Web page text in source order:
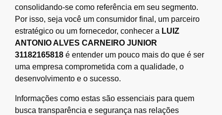
consolidando-se como referência em seu segmento.
Por isso, seja você um consumidor final, um parceiro
estratégico ou um fornecedor, conhecer a LUIZ
ANTONIO ALVES CARNEIRO JUNIOR
31182165818 é entender um pouco mais do que é ser
uma empresa comprometida com a qualidade, o
desenvolvimento e o sucesso.
Informações como estas são essenciais para quem
busca transparência e segurança nas relações